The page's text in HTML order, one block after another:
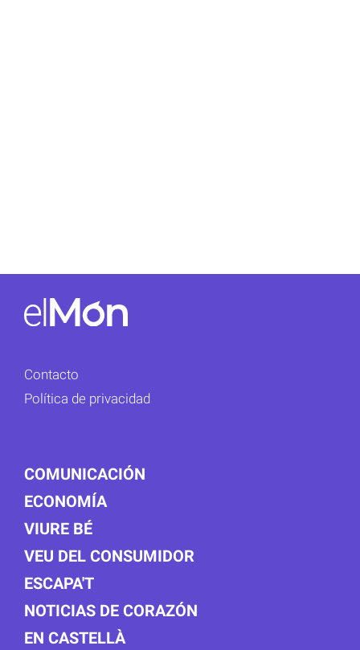
Contacto
Política de privacidad
COMUNICACIÓN
ECONOMÍA
VIURE BÉ
VEU DEL CONSUMIDOR
ESCAPA'T
NOTICIAS DE CORAZÓN
EN CASTELLÀ